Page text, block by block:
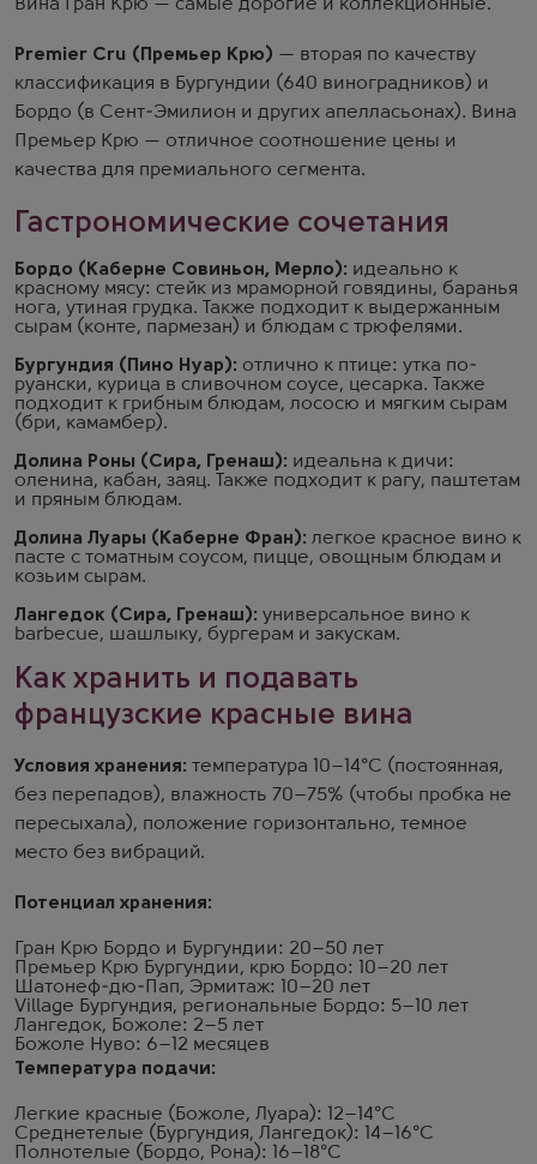
Вина Гран Крю — самые дорогие и коллекционные.
Premier Cru (Премьер Крю) — вторая по качеству
классификация в Бургундии (640 виноградников) и
Бордо (в Сент-Эмилион и других апелласьонах). Вина
Премьер Крю — отличное соотношение цены и
качества для премиального сегмента.
Гастрономические сочетания
Бордо (Каберне Совиньон, Мерло): идеально к
красному мясу: стейк из мраморной говядины, баранья
нога, утиная грудка. Также подходит к выдержанным
сырам (конте, пармезан) и блюдам с трюфелями.
Бургундия (Пино Нуар): отлично к птице: утка по-
руански, курица в сливочном соусе, цесарка. Также
подходит к грибным блюдам, лососю и мягким сырам
(бри, камамбер).
Долина Роны (Сира, Гренаш): идеальна к дичи:
оленина, кабан, заяц. Также подходит к рагу, паштетам
и пряным блюдам.
Долина Луары (Каберне Фран): легкое красное вино к
пасте с томатным соусом, пицце, овощным блюдам и
козьим сырам.
Лангедок (Сира, Гренаш): универсальное вино к
barbecue, шашлыку, бургерам и закускам.
Как хранить и подавать
французские красные вина
Условия хранения: температура 10–14°C (постоянная,
без перепадов), влажность 70–75% (чтобы пробка не
пересыхала), положение горизонтально, темное
место без вибраций.
Потенциал хранения:
Гран Крю Бордо и Бургундии: 20–50 лет
Премьер Крю Бургундии, крю Бордо: 10–20 лет
Шатонеф-дю-Пап, Эрмитаж: 10–20 лет
Village Бургундия, региональные Бордо: 5–10 лет
Лангедок, Божоле: 2–5 лет
Божоле Нуво: 6–12 месяцев
Температура подачи:
Легкие красные (Божоле, Луара): 12–14°C
Среднетелые (Бургундия, Лангедок): 14–16°C
Полнотелые (Бордо, Рона): 16–18°C